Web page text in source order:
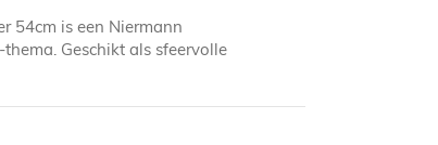
54cm is een Niermann
Geschikt als sfeervolle